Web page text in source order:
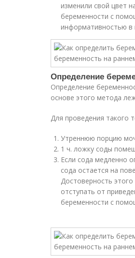
изменили свой цвет
беременности с
информативностью в
Определение
Определение
основе этого метода
Для проведения такого
Утреннюю порцию
1 ч. ложку соды
Если сода медленно
сода остается на
Достоверность
отступать от
беременности с